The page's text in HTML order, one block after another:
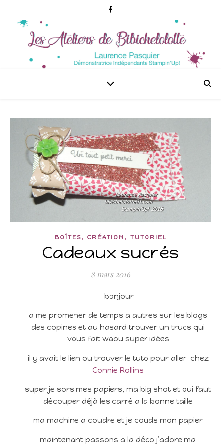
BOÎTES, CRÉATION , TUTORIEL
Cadeaux sucrés
8 mars 2016
bonjour
a me promener de temps a autres sur les blogs
des copines et au hasard trouver un trucs qui
vous fait waou super idées
il y avait le lien ou trouver le tuto pour aller chez
Connie Rollins
super je sors mes papiers, ma big shot et oui faut
découper déjà les carré a la bonne taille
ma machine a coudre et je couds mon papier
maintenant passons a la déco j’adore ma